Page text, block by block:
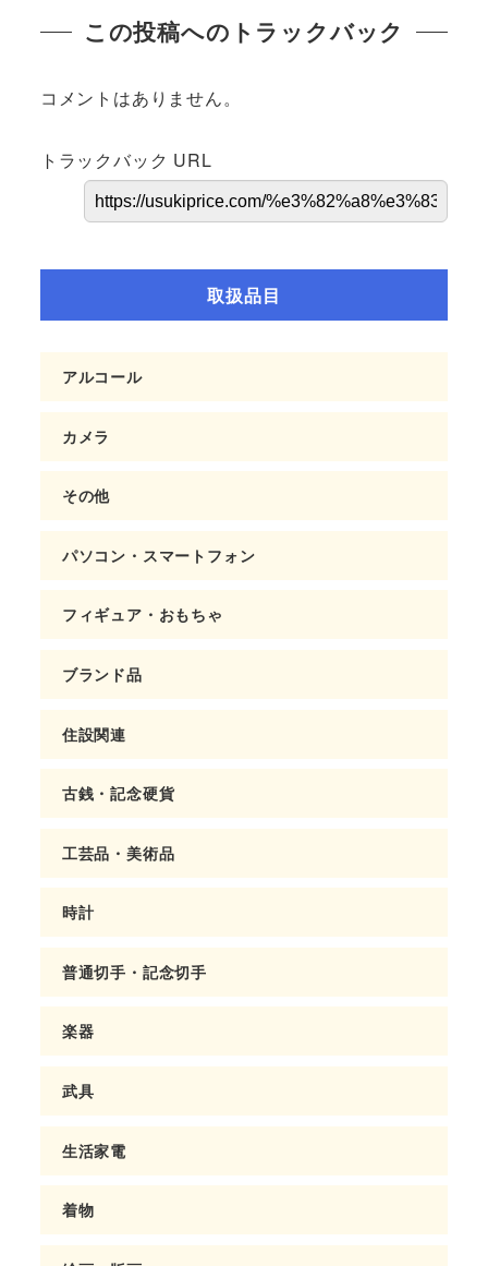
この投稿へのトラックバック
コメントはありません。
トラックバック URL
取扱品目
アルコール
カメラ
その他
パソコン・スマートフォン
フィギュア・おもちゃ
ブランド品
住設関連
古銭・記念硬貨
工芸品・美術品
時計
普通切手・記念切手
楽器
武具
生活家電
着物